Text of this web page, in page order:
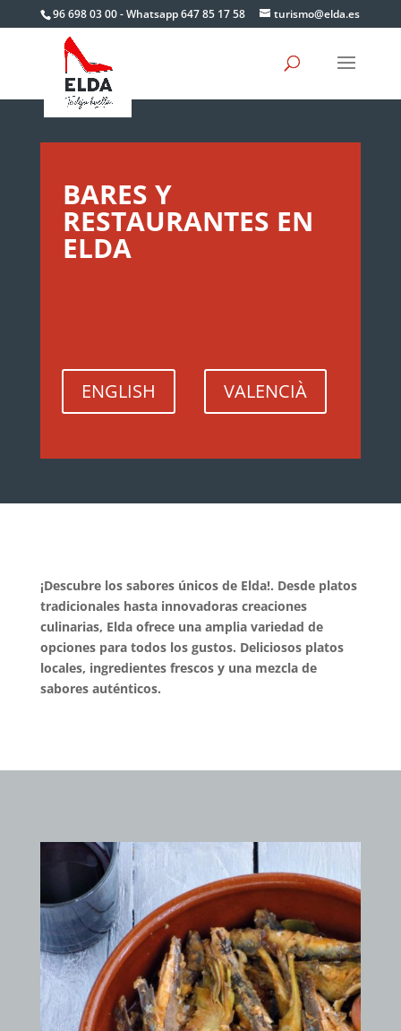
96 698 03 00 - Whatsapp 647 85 17 58 turismo@elda.es
BARES Y
RESTAURANTES EN
ELDA
ENGLISH VALENCIÀ
¡Descubre los sabores únicos de Elda!. Desde platos
tradicionales hasta innovadoras creaciones
culinarias, Elda ofrece una amplia variedad de
opciones para todos los gustos. Deliciosos platos
locales, ingredientes frescos y una mezcla de
sabores auténticos.